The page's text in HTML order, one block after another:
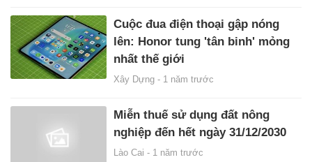
Cuộc đua điện thoại gập nóng
lên: Honor tung 'tân binh' mỏng
nhất thế giới
Xây Dựng - 1 năm trước
Miễn thuế sử dụng đất nông
nghiệp đến hết ngày 31/12/2030
Lào Cai - 1 năm trước